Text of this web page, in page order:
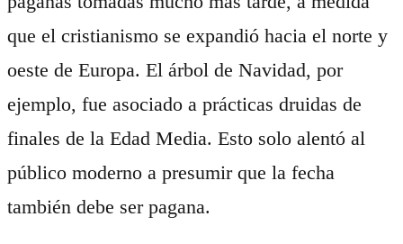
que el cristianismo se expandió hacia el norte y
oeste de Europa. El árbol de Navidad, por
ejemplo, fue asociado a prácticas druidas de
finales de la Edad Media. Esto solo alentó al
público moderno a presumir que la fecha
también debe ser pagana.